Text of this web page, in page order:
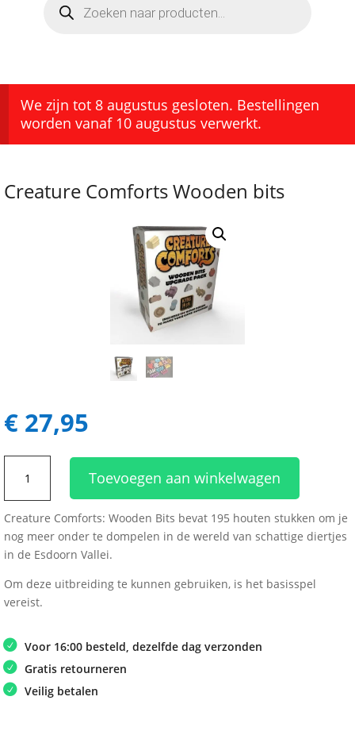
zoeken
We zijn tot 8 augustus gesloten. Bestellingen
worden vanaf 10 augustus verwerkt.
Creature Comforts Wooden bits
€ 27,95
Comforts
Wooden
bits
aantal
Toevoegen aan winkelwagen
Creature Comforts: Wooden Bits bevat 195 houten stukken om je
nog meer onder te dompelen in de wereld van schattige diertjes
in de Esdoorn Vallei.
Om deze uitbreiding te kunnen gebruiken, is het basisspel
vereist.
Voor 16:00 besteld, dezelfde dag verzonden
Gratis retourneren
Veilig betalen